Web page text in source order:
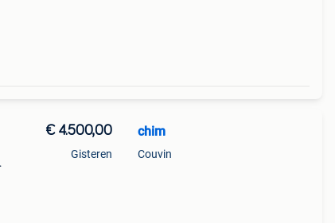
€ 4.500,00
Gisteren
chim
Couvin